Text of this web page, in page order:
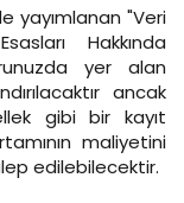
yayımlanan "Veri
Hakkında
yer alan
ancak
gibi bir kayıt
maliyetini
edilebilecektir.